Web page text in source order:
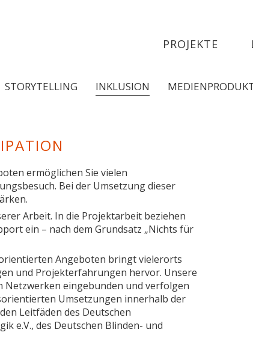
PROJEKTE
STORYTELLING INKLUSION
ermöglichen Sie vielen
Bei der Umsetzung dieser
Arbeit. In die Projektarbeit beziehen
ein – nach dem Grundsatz „Nichts für
Angeboten bringt vielerorts
und Projekterfahrungen hervor. Unsere
eingebunden und verfolgen
Umsetzungen innerhalb der
Leitfäden des Deutschen
e.V., des Deutschen Blinden- und